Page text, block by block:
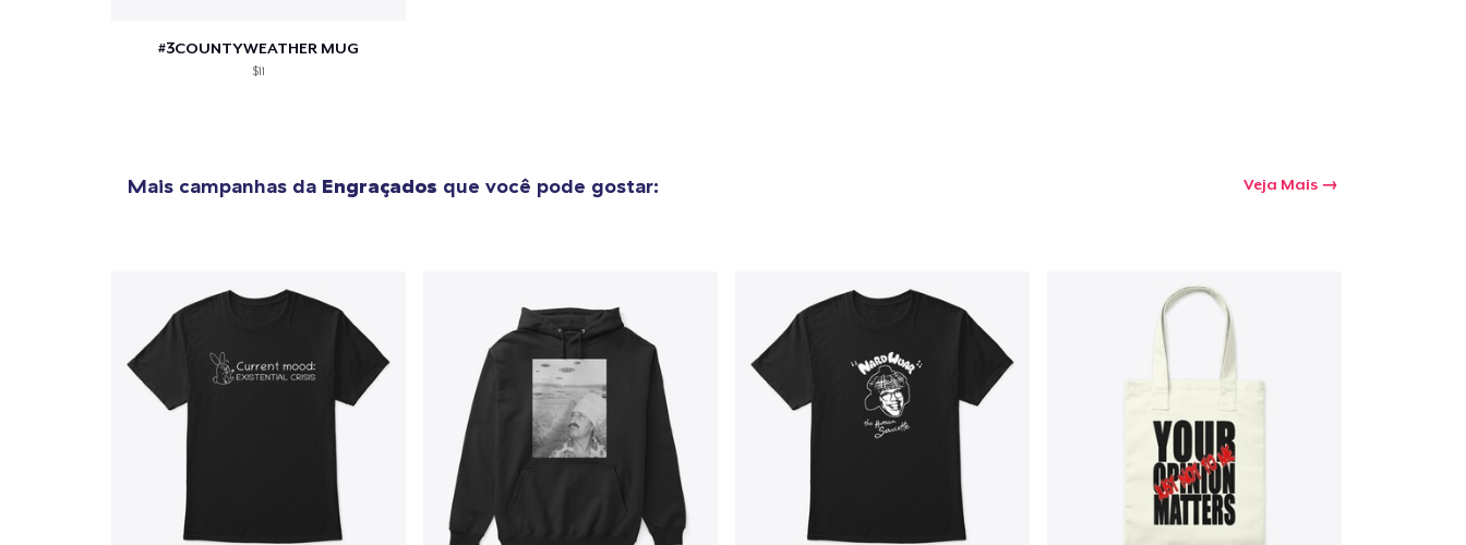
#3COUNTYWEATHER MUG
$11
Mais campanhas da Engraçados que você pode gostar: Veja Mais
Classic Crew Neck T-Shirt
US$ 20,99
Comfort Tee
US$ 22,00